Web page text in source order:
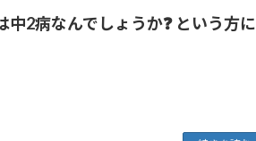
2病なんでしょうか❓ という方に